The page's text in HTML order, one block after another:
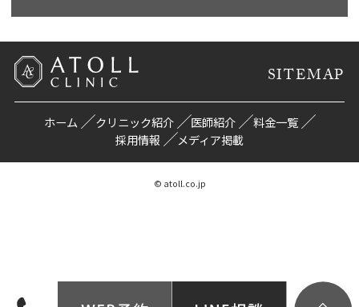
SITEMAP
ホーム クリニック紹介 医師紹介
料金一覧
採用情報
メディア掲載
© atoll.co.jp